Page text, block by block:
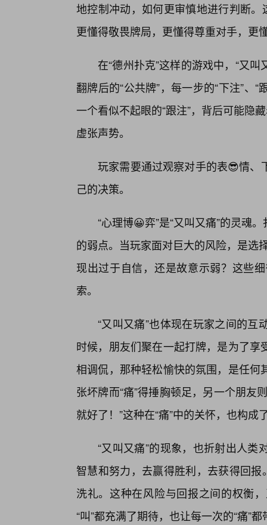
地控制冲动，如何更审慎地进行判断
更懂得敬畏牌局，更懂得尊重对手，更
在“德州扑克”这样的游戏中，“又
翻牌后的“公共牌”，每一步的“下注”、
一个看似不起眼的“跟注”，背后可能隐
虚张声势。
玩家需要通过观察对手的表😎情、
己的决策。
“心理博😀弈”是“又叫又痛”的灵魂
的弱点。当玩家面对巨大的风险，是选
现出过于自信，还是故意示弱？这些
索。
“又叫又痛”也体现在玩家之间的
时候，朋友们聚在一起打牌，是为了
相调侃，那种轻松愉快的氛围，是任
张坏牌而“痛”得捶胸顿足，另一个朋友
就好了！”这种在“痛”中的关怀，也构成
“又叫又痛”的现象，也折射出人
智慧和努力，去赢得胜利，去获得回
洗礼。这种在风险与回报之间的权衡
“叫”都充满了期待，也让每一次的“痛”